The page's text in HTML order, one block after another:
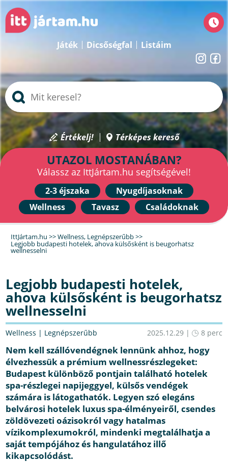
Játék Dicsőségfal Listáim
Értékelj! Térképes kereső
UTAZOL MOSTANÁBAN?
Válassz az IttJártam.hu segítségével!
2-3 éjszaka
Nyugdíjasoknak
Wellness
Tavasz Családoknak
IttJártam.hu >>Wellness, Legnépszerűbb>>
Legjobb budapesti hotelek, ahova külsősként is beugorhatsz
wellnesselni
Legjobb budapesti hotelek,
ahova külsősként is beugorhatsz
wellnesselni
Wellness | Legnépszerűbb 2025.12.29 | 8 perc
Nem kell szállóvendégnek lennünk ahhoz, hogy
élvezhessük a prémium wellnessrészlegeket:
Budapest különböző pontjain található hotelek
spa-részlegei napijeggyel, külsős vendégek
számára is látogathatók. Legyen szó elegáns
belvárosi hotelek luxus spa-élményeiről, csendes
zöldövezeti oázisokról vagy hatalmas
vízikomplexumokról, mindenki megtalálhatja a
saját tempójához és hangulatához illő
kikapcsolódást.